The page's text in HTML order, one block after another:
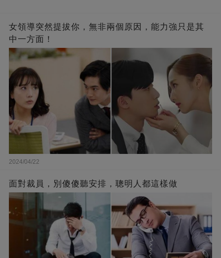
女領導突然提拔你，無非兩個原因，能力強只是其
中一方面！
2024/04/22
面對裁員，別傻傻聽安排，聰明人都這樣做